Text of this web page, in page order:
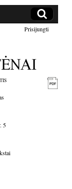
Prisijungti
5